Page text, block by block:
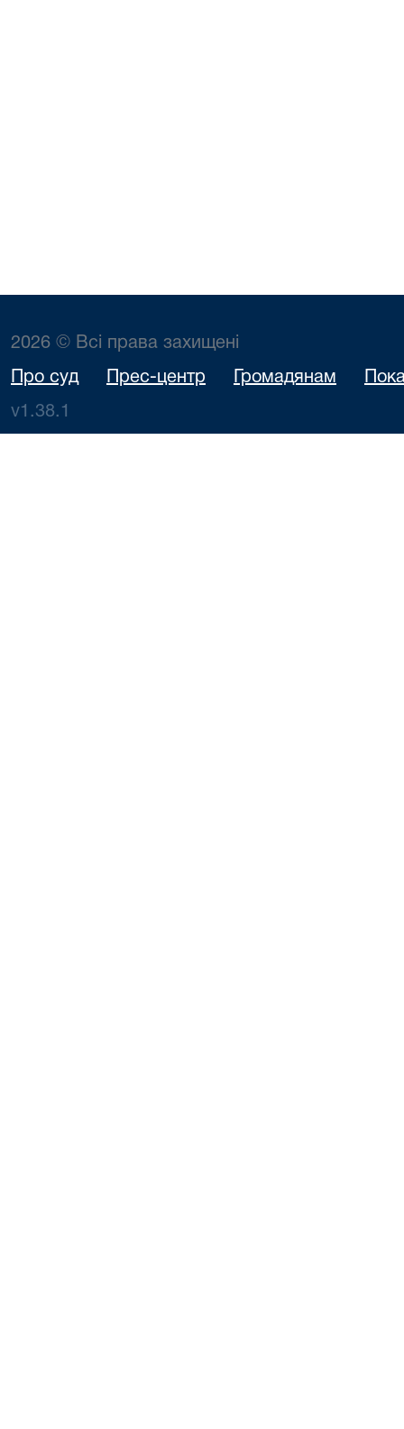
2026 © Всі права захищені
Про суд Прес-центр Громадянам
v1.38.1